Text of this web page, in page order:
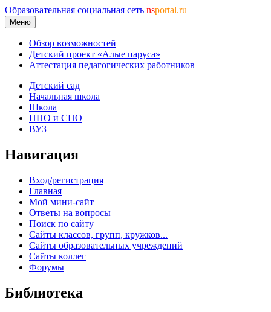
Образовательная социальная сеть nsportal.ru
Меню
Обзор возможностей
Детский проект «Алые паруса»
Аттестация педагогических работников
Детский сад
Начальная школа
Школа
НПО и СПО
ВУЗ
Навигация
Вход/регистрация
Главная
Мой мини-сайт
Ответы на вопросы
Поиск по сайту
Сайты классов, групп, кружков...
Сайты образовательных учреждений
Сайты коллег
Форумы
Библиотека